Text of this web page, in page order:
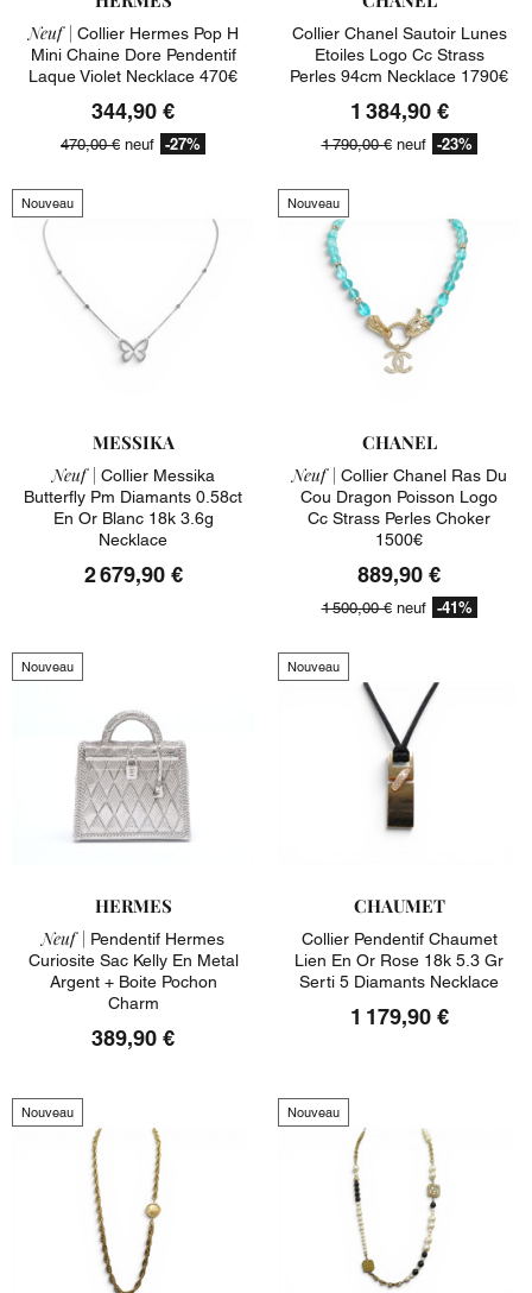
Neuf | Collier Hermes Pop H
Mini Chaine Dore Pendentif
Laque Violet Necklace 470€
344,90 €
470,00 € neuf -27%
Collier Chanel Sautoir Lunes
Etoiles Logo Cc Strass
Perles 94cm Necklace 1790€
1 384,90 €
1 790,00 €neuf -23%
Nouveau
MESSIKA
Neuf | Collier Messika
Butterfly Pm Diamants 0.58ct
En Or Blanc 18k 3.6g
Necklace
2 679,90 €
Nouveau
CHANEL
Neuf | Collier Chanel Ras Du
Cou Dragon Poisson Logo
Cc Strass Perles Choker
1500€
889,90 €
1 500,00 €neuf -41%
Nouveau
HERMES
Neuf | Pendentif Hermes
Curiosite Sac Kelly En Metal
Argent + Boite Pochon
Charm
389,90 €
Nouveau
CHAUMET
Collier Pendentif Chaumet
Lien En Or Rose 18k 5.3 Gr
Serti 5 Diamants Necklace
1 179,90 €
Nouveau Nouveau